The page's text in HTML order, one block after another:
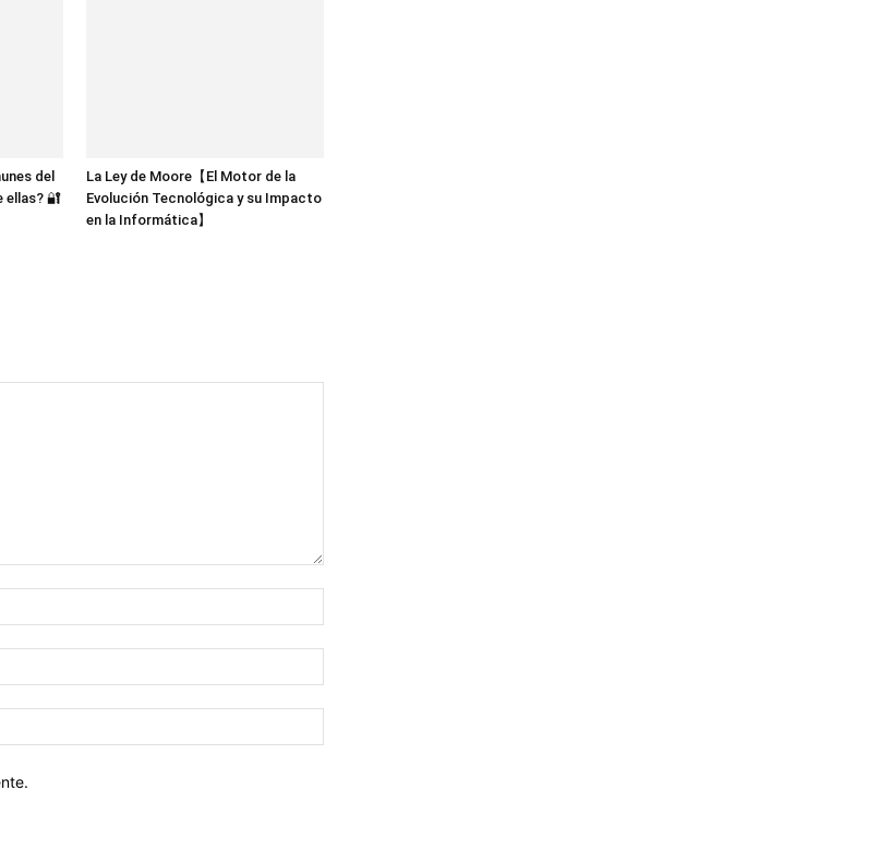
del
ellas? 🔐
La Ley de Moore【El Motor de la
Evolución Tecnológica y su Impacto
en la Informática】